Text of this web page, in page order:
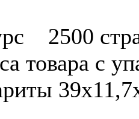
2500
товара с